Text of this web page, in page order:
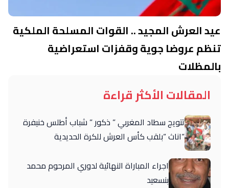
عيد العرش المجيد .. القوات المسلحة الملكية
تنظم عروضا جوية وقفزات استعراضية
بالمظلات
المقالات الأكثر قراءة
تتويج سطاد المغربي ” ذكور ” شباب أطلس خنيفرة
“اناث “بلقب كأس العرش للكرة الحديدية
اجراء المباراة النهائية لدوري المرحوم محمد
بنسعيد